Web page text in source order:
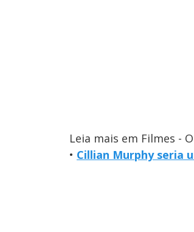
Leia mais em Filmes -
• Cillian Murphy seria